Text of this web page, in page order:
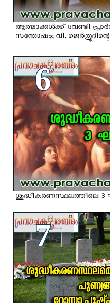
ആത്മാക്കൾക്ക് വേണ്ടി
സന്തോഷം; വി.
6
ശുദ്ധീകരണസ്ഥലത്തിലെ 3
7